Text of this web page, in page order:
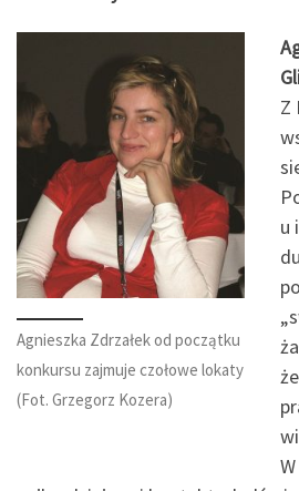
Agnieszka Zdrzałek od początku
konkursu zajmuje czołowe lokaty
(Fot. Grzegorz Kozera)
Z
u